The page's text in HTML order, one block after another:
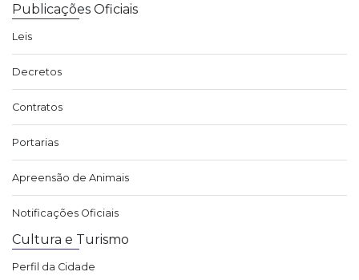
Publicações Oficiais
Leis
Decretos
Contratos
Portarias
Apreensão de Animais
Notificações Oficiais
Cultura e Turismo
Perfil da Cidade